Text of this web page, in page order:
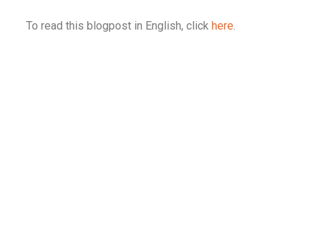
To read this blogpost in English, click here.